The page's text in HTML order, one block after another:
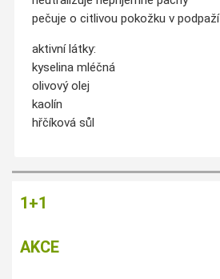
pečuje o citlivou pokožku v podpaží
aktivní látky:
kyselina mléčná
olivový olej
kaolín
hřčíková sůl
1+1
AKCE